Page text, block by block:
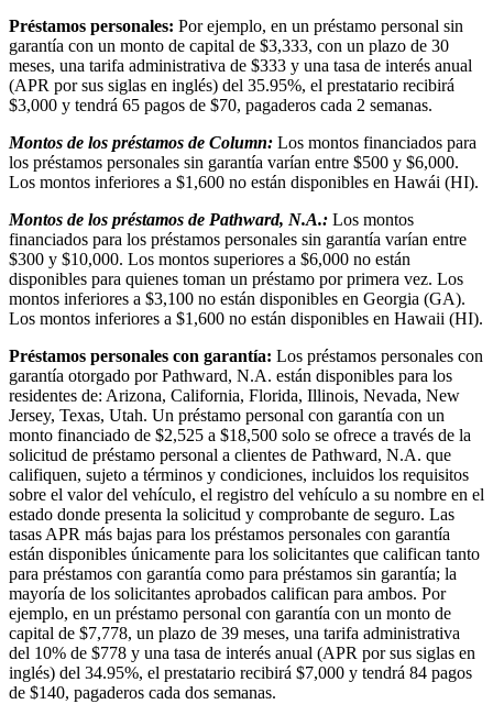
Préstamos personales: Por ejemplo, en un préstamo personal sin
garantía con un monto de capital de $3,333, con un plazo de 30
meses, una tarifa administrativa de $333 y una tasa de interés anual
(APR por sus siglas en inglés) del 35.95%, el prestatario recibirá
$3,000 y tendrá 65 pagos de $70, pagaderos cada 2 semanas.
Montos de los préstamos de Column: Los montos financiados para
los préstamos personales sin garantía varían entre $500 y $6,000.
Los montos inferiores a $1,600 no están disponibles en Hawái (HI).
Montos de los préstamos de Pathward, N.A.: Los montos
financiados para los préstamos personales sin garantía varían entre
$300 y $10,000. Los montos superiores a $6,000 no están
disponibles para quienes toman un préstamo por primera vez. Los
montos inferiores a $3,100 no están disponibles en Georgia (GA).
Los montos inferiores a $1,600 no están disponibles en Hawaii (HI).
Préstamos personales con garantía: Los préstamos personales con
garantía otorgado por Pathward, N.A. están disponibles para los
residentes de: Arizona, California, Florida, Illinois, Nevada, New
Jersey, Texas, Utah. Un préstamo personal con garantía con un
monto financiado de $2,525 a $18,500 solo se ofrece a través de la
solicitud de préstamo personal a clientes de Pathward, N.A. que
califiquen, sujeto a términos y condiciones, incluidos los requisitos
sobre el valor del vehículo, el registro del vehículo a su nombre en el
estado donde presenta la solicitud y comprobante de seguro. Las
tasas APR más bajas para los préstamos personales con garantía
están disponibles únicamente para los solicitantes que califican tanto
para préstamos con garantía como para préstamos sin garantía; la
mayoría de los solicitantes aprobados califican para ambos. Por
ejemplo, en un préstamo personal con garantía con un monto de
capital de $7,778, un plazo de 39 meses, una tarifa administrativa
del 10% de $778 y una tasa de interés anual (APR por sus siglas en
inglés) del 34.95%, el prestatario recibirá $7,000 y tendrá 84 pagos
de $140, pagaderos cada dos semanas.